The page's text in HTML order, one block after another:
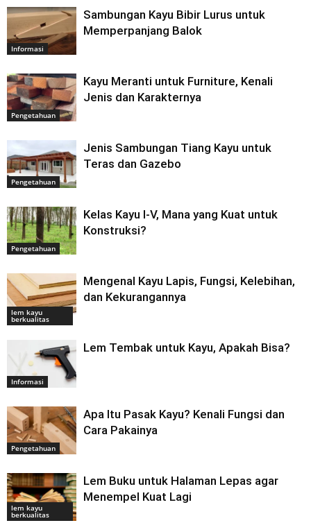
Informasi
Sambungan Kayu Bibir Lurus untuk
Memperpanjang Balok
Pengetahuan
Kayu Meranti untuk Furniture, Kenali
Jenis dan Karakternya
Pengetahuan
Jenis Sambungan Tiang Kayu untuk
Teras dan Gazebo
Pengetahuan
Kelas Kayu I-V, Mana yang Kuat untuk
Konstruksi?
lem kayu
berkualitas
Mengenal Kayu Lapis, Fungsi, Kelebihan,
dan Kekurangannya
Informasi
Lem Tembak untuk Kayu, Apakah Bisa?
Pengetahuan
Apa Itu Pasak Kayu? Kenali Fungsi dan
Cara Pakainya
lem kayu
berkualitas
Lem Buku untuk Halaman Lepas agar
Menempel Kuat Lagi